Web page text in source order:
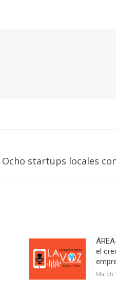
Ocho startups locales
el
March